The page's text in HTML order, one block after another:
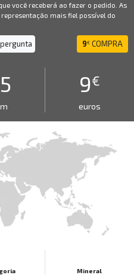
você receberá ao fazer o pedido. As
mais fiel possível do
9€ COMPRA
9€
euros
Mineral